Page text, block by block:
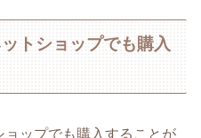
トショップでも購入
ップでも購入することが